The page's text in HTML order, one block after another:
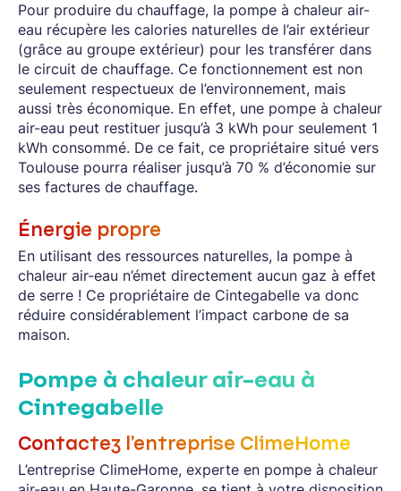
Pour produire du chauffage, la pompe à chaleur air-
eau récupère les calories naturelles de l’air extérieur
(grâce au groupe extérieur) pour les transférer dans
le circuit de chauffage. Ce fonctionnement est non
seulement respectueux de l’environnement, mais
aussi très économique. En effet, une pompe à chaleur
air-eau peut restituer jusqu’à 3 kWh pour seulement 1
kWh consommé. De ce fait, ce propriétaire situé vers
Toulouse pourra réaliser jusqu’à 70 % d’économie sur
ses factures de chauffage.
Énergie propre
En utilisant des ressources naturelles, la pompe à
chaleur air-eau n’émet directement aucun gaz à effet
de serre ! Ce propriétaire de Cintegabelle va donc
réduire considérablement l’impact carbone de sa
maison.
Pompe à chaleur air-eau à
Cintegabelle
Contactez l’entreprise ClimeHome
L’entreprise ClimeHome, experte en pompe à chaleur